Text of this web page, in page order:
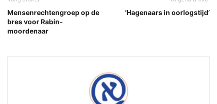
Mensenrechtengroep op de
bres voor Rabin-
moordenaar
‘Hagenaars in oorlogstijd’